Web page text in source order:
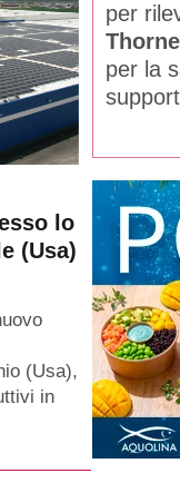
lo
(Usa)
(Usa),
in
per
Thorne
per la